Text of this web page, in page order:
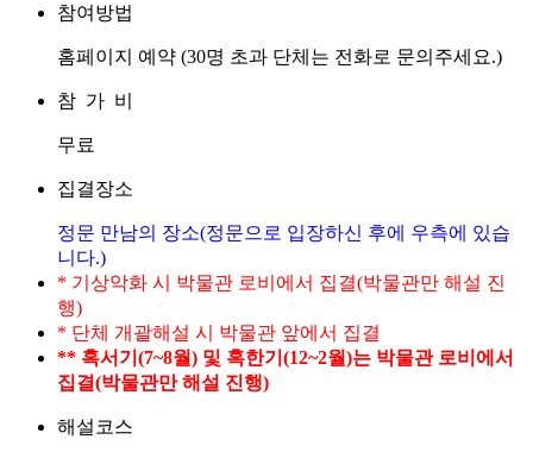
참여방법
홈페이지 예약 (30명 초과 단체는 전화로 문의주세요.)
참 가 비
무료
집결장소
정문 만남의 장소(정문으로 입장하신 후에 우측에 있습
니다.)
* 기상악화 시 박물관 로비에서 집결(박물관만 해설 진
행)
* 단체 개괄해설 시 박물관 앞에서 집결
** 혹서기(7~8월) 및 혹한기(12~2월)는 박물관 로비에서
집결(박물관만 해설 진행)
해설코스